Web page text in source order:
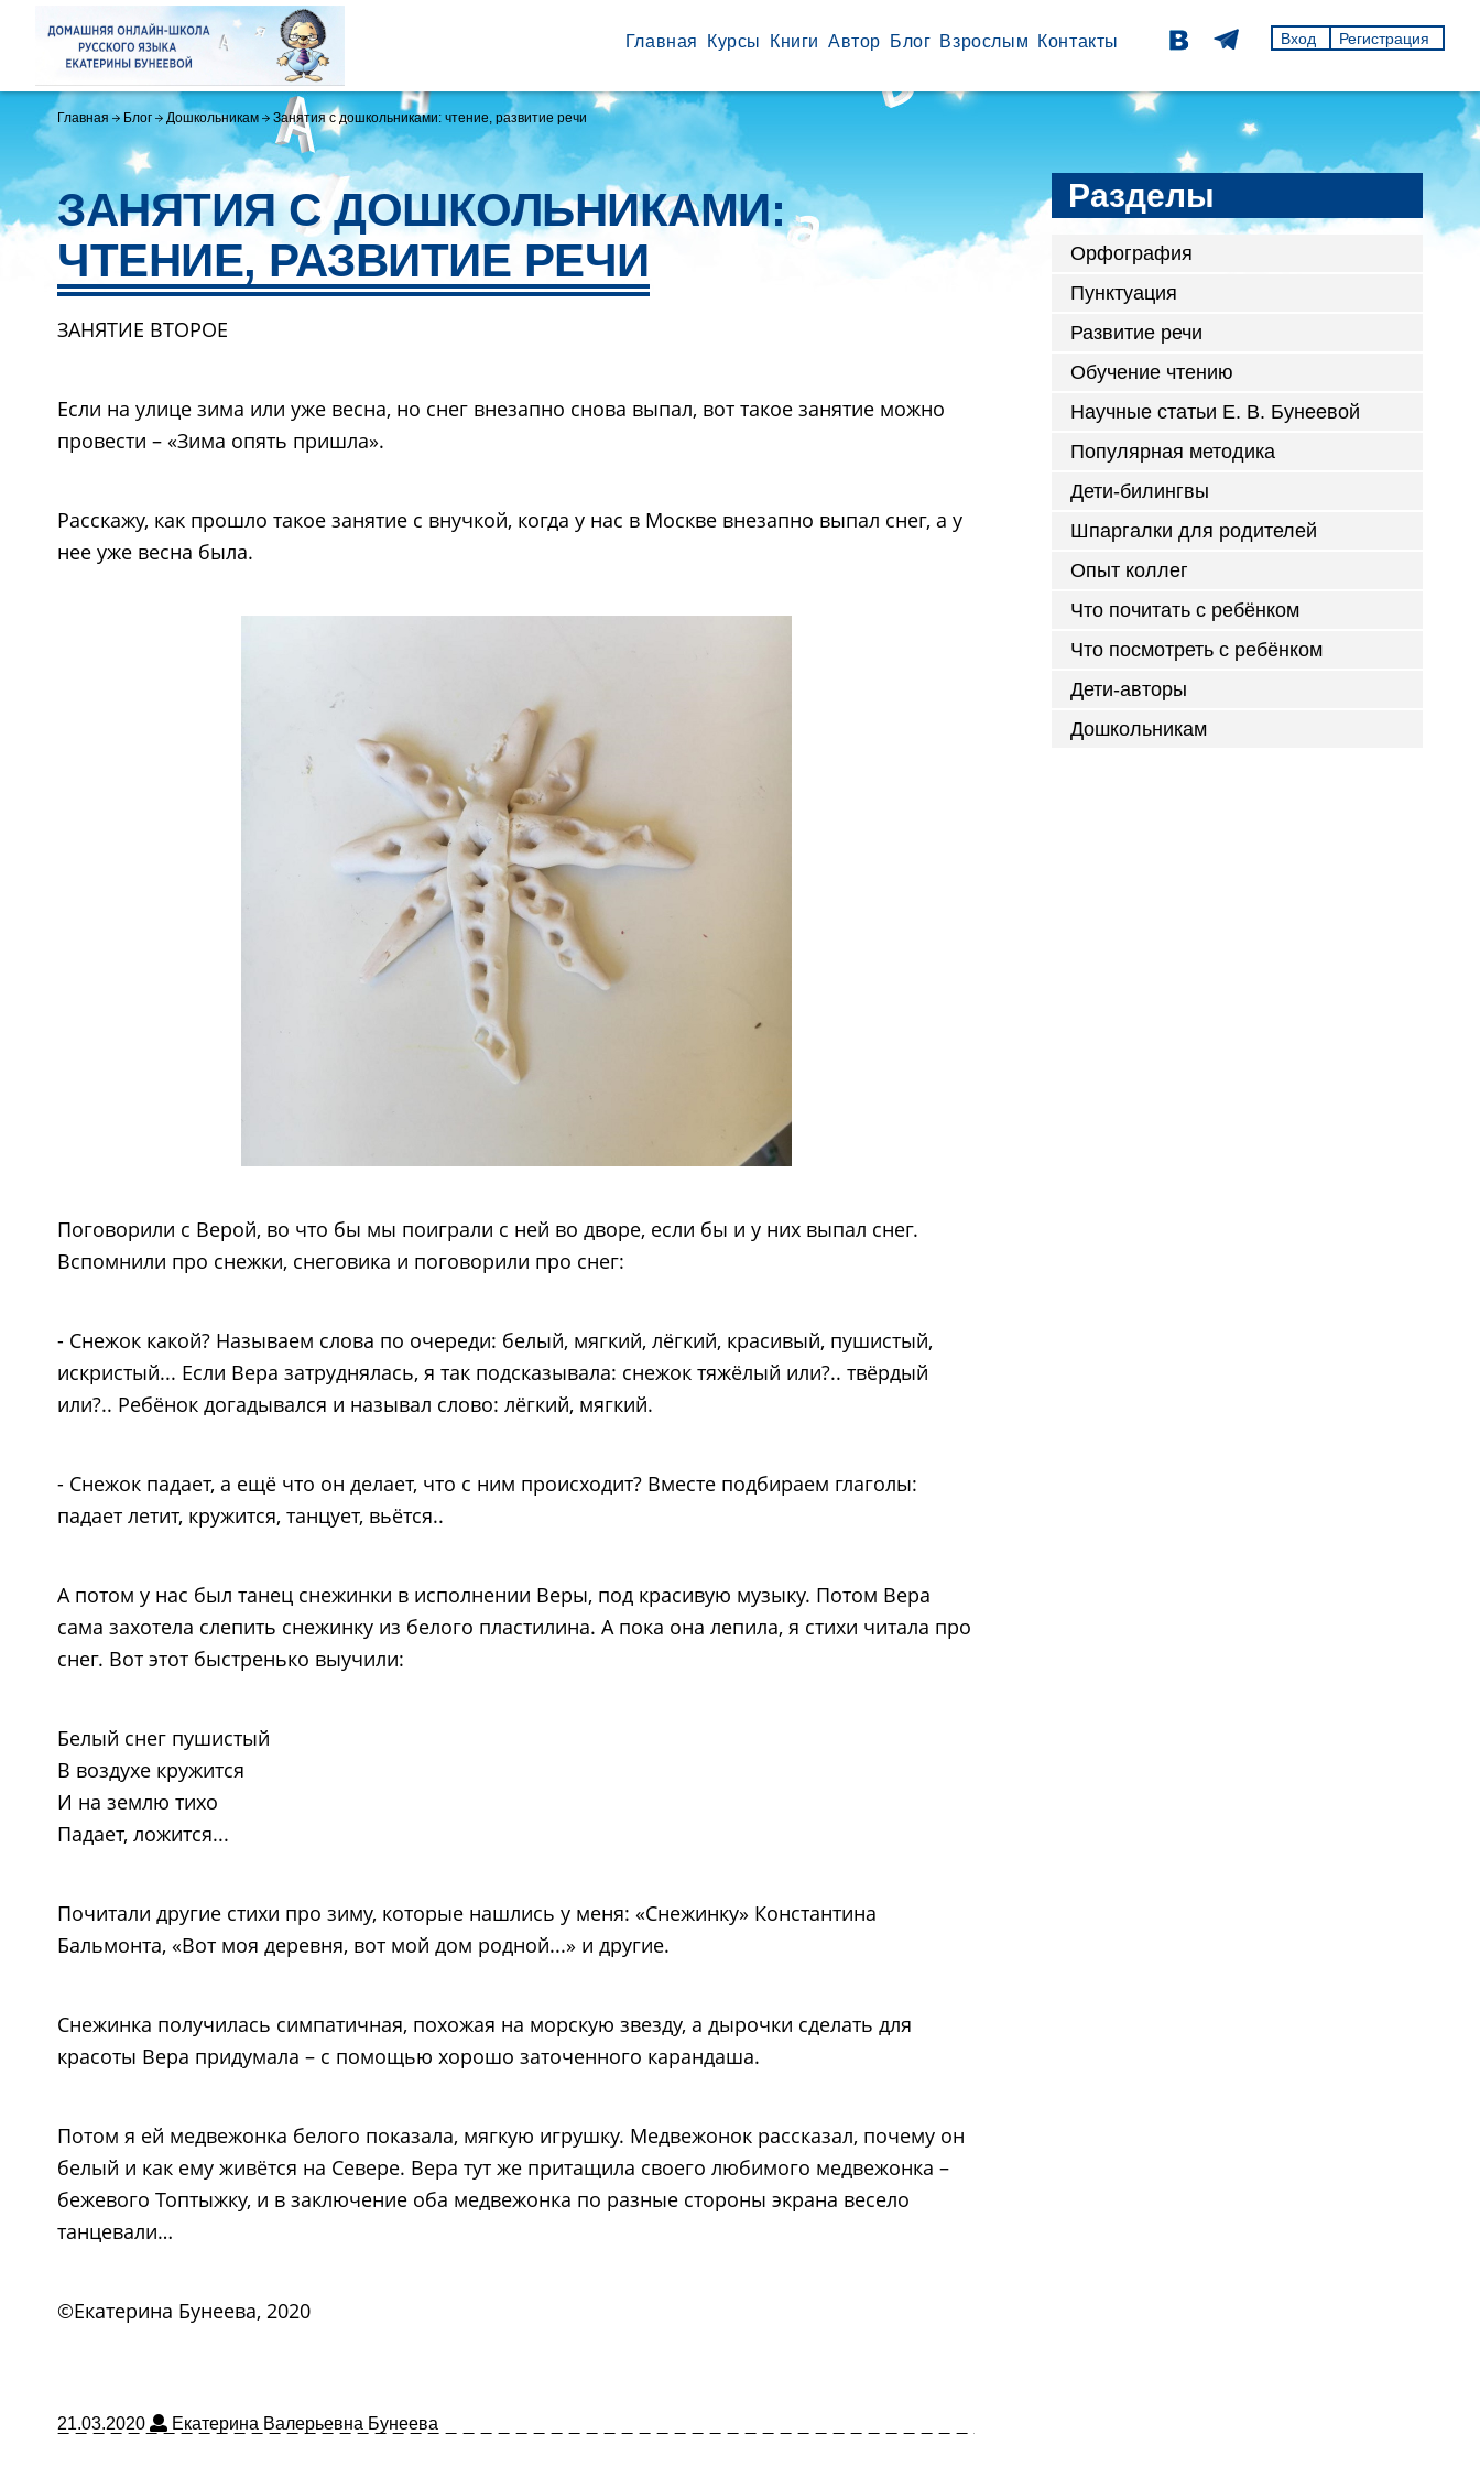
Главная Курсы Книги Автор Блог Взрослым Контакты Вход Регистрация
Главная Блог Дошкольникам Занятия с дошкольниками: чтение, развитие речи
ЗАНЯТИЯ С ДОШКОЛЬНИКАМИ:
ЧТЕНИЕ, РАЗВИТИЕ РЕЧИ
ЗАНЯТИЕ ВТОРОЕ
Если на улице зима или уже весна, но снег внезапно снова выпал, вот такое занятие можно
провести – «Зима опять пришла».
Расскажу, как прошло такое занятие с внучкой, когда у нас в Москве внезапно выпал снег, а у
нее уже весна была.
Поговорили с Верой, во что бы мы поиграли с ней во дворе, если бы и у них выпал снег.
Вспомнили про снежки, снеговика и поговорили про снег:
- Снежок какой? Называем слова по очереди: белый, мягкий, лёгкий, красивый, пушистый,
искристый... Если Вера затруднялась, я так подсказывала: снежок тяжёлый или?.. твёрдый
или?.. Ребёнок догадывался и называл слово: лёгкий, мягкий.
- Снежок падает, а ещё что он делает, что с ним происходит? Вместе подбираем глаголы:
падает летит, кружится, танцует, вьётся..
А потом у нас был танец снежинки в исполнении Веры, под красивую музыку. Потом Вера
сама захотела слепить снежинку из белого пластилина. А пока она лепила, я стихи читала про
снег. Вот этот быстренько выучили:
Белый снег пушистый
В воздухе кружится
И на землю тихо
Падает, ложится...
Почитали другие стихи про зиму, которые нашлись у меня: «Снежинку» Константина
Бальмонта, «Вот моя деревня, вот мой дом родной...» и другие.
Снежинка получилась симпатичная, похожая на морскую звезду, а дырочки сделать для
красоты Вера придумала – с помощью хорошо заточенного карандаша.
Потом я ей медвежонка белого показала, мягкую игрушку. Медвежонок рассказал, почему он
белый и как ему живётся на Севере. Вера тут же притащила своего любимого медвежонка –
бежевого Топтыжку, и в заключение оба медвежонка по разные стороны экрана весело
танцевали…
©Екатерина Бунеева, 2020
21.03.2020 Екатерина Валерьевна Бунеева
Разделы
Орфография
Пунктуация
Развитие речи
Обучение чтению
Научные статьи Е. В. Бунеевой
Популярная методика
Дети-билингвы
Шпаргалки для родителей
Опыт коллег
Что почитать с ребёнком
Что посмотреть с ребёнком
Дети-авторы
Дошкольникам